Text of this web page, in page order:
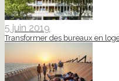
5 juin 2019
Transformer des bureaux en